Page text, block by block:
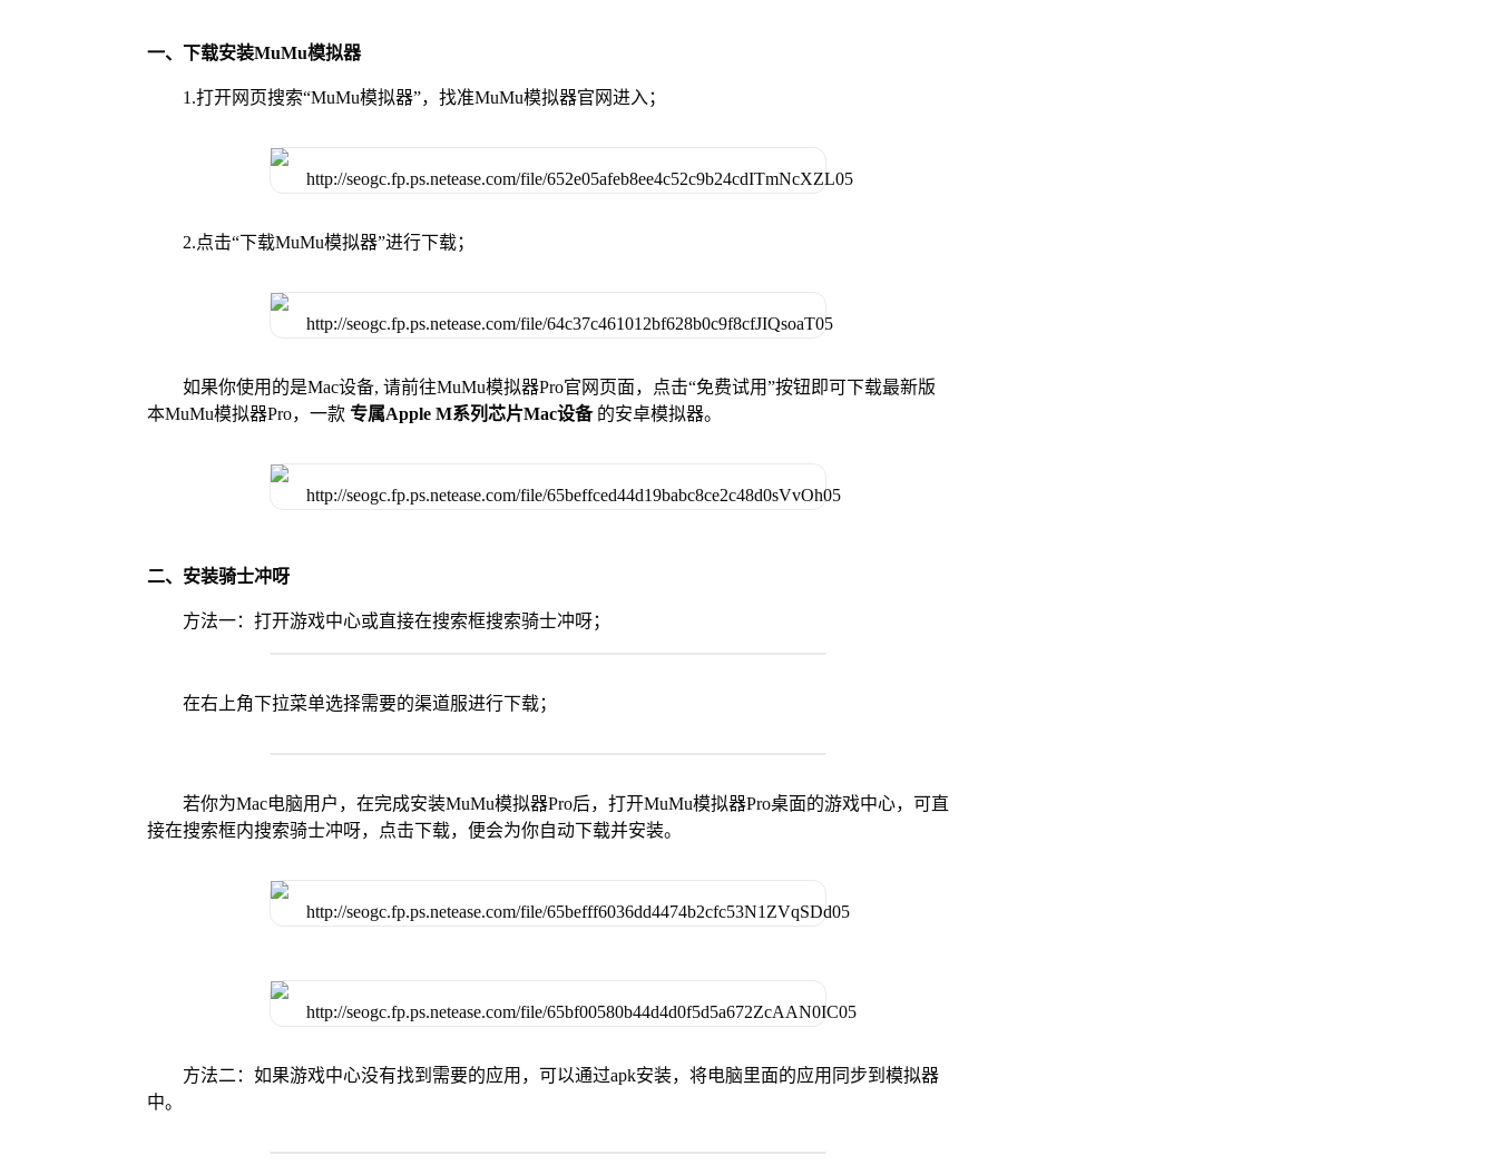
一、下载安装MuMu模拟器
1.打开网页搜索“MuMu模拟器”，找准MuMu模拟器官网进入；
2.点击“下载MuMu模拟器”进行下载；
如果你使用的是Mac设备, 请前往MuMu模拟器Pro官网页面，点击“免费试用”按钮即可下载最新版
本MuMu模拟器Pro，一款 专属Apple M系列芯片Mac设备 的安卓模拟器。
二、安装骑士冲呀
方法一：打开游戏中心或直接在搜索框搜索骑士冲呀；
在右上角下拉菜单选择需要的渠道服进行下载；
若你为Mac电脑用户，在完成安装MuMu模拟器Pro后，打开MuMu模拟器Pro桌面的游戏中心，可直
接在搜索框内搜索骑士冲呀，点击下载，便会为你自动下载并安装。
方法二：如果游戏中心没有找到需要的应用，可以通过apk安装，将电脑里面的应用同步到模拟器
中。